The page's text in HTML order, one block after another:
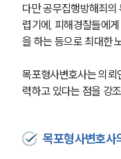
다만 공무집행방해죄의
렵기에, 피해경찰들에
을 하는 등으로 최대한
목포형사변호사는 의뢰
력하고 있다는 점을 강
목포형사변호